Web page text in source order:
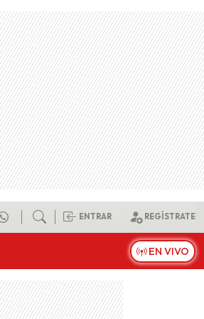
ENTRAR REGÍSTRATE
EN VIVO